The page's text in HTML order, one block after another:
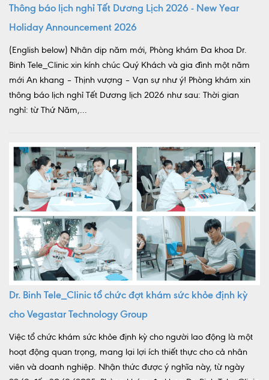
Thông báo lịch nghỉ Tết Dương Lịch 2026 - New Year
Holiday Announcement 2026
(English below) Nhân dịp năm mới, Phòng khám Đa khoa Dr.
Binh Tele_Clinic xin kính chúc Quý Khách và gia đình một năm
mới An khang – Thịnh vượng – Vạn sự như ý! Phòng khám xin
thông báo lịch nghỉ Tết Dương lịch 2026 như sau: Thời gian
nghỉ: từ Thứ Năm,...
Dr. Binh Tele_Clinic tổ chức đợt khám sức khỏe định kỳ
cho Vegastar Technology Group
Việc tổ chức khám sức khỏe định kỳ cho người lao động là một
hoạt động quan trọng, mang lại lợi ích thiết thực cho cả nhân
viên và doanh nghiệp. Nhận thức được ý nghĩa này, từ ngày